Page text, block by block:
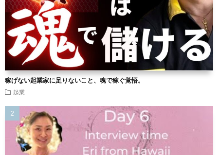
稼げない起業家に足りないこと、魂で稼ぐ覚悟。
起業